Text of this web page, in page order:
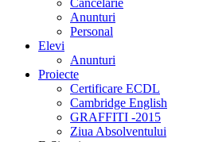
Cancelarie
Anunturi
Personal
Elevi
Anunturi
Proiecte
Certificare ECDL
Cambridge English
GRAFFITI -2015
Ziua Absolventului